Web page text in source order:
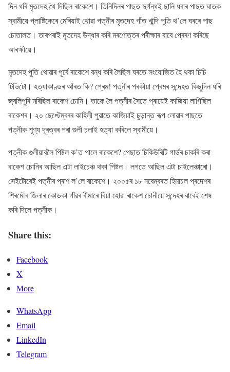
দিন ধৰি মৃতদেহ থৈ দিছিল ৰাকেশে। তিনিদিনৰ পাছত দুৰ্গন্ধই ছানি ধৰাৰ পাছত ঘাতক
স্বামীয়ে প্লাষ্টিকেৰে মেৰিয়াই থোৱা পত্নীৰ মৃতদেহ গাঁত খান্দি পুতি থ’লে ঘৰৰে পাছ
চোতালত। তাৰপৰাই মৃতদেহ উদ্ধাৰ কৰি মৰণোত্তৰ পৰীক্ষাৰ বাবে প্ৰেৰণ কৰিছে
আৰক্ষীয়ে।
মৃতদেহ পুতি থোৱাৰ পূৰ্বে ৰাকেশে বন্ধ কৰি লৈছিল ঘৰতে সংযোজিত হৈ থকা চিচি
টিভিটো। হত্যাকাণ্ডৰ আঁৰত কি? প্ৰেম! পত্নীৰ পৰকীয়া প্ৰেমৰ সন্দেহত কিছুদিন ধৰি
জ্বলিপুৰি মৰিছিল ৰাকেশ চোনি। তাকে লৈ পত্নীৰ সৈতে প্ৰায়েই কাজিয়া লাগিছিল
ৰাকেশৰ। ২০ ছেপ্টেম্বৰৰ কাহিলী পুৱাতে কাজিয়াই চুড়ান্ত ৰূপ লোৱাৰ পাছতে
পত্নীক শূণ্য দূৰত্বৰ পৰা গুলী চলাই হত্যা কৰিলে স্বামীয়ে।
পত্নীক গুলীয়াবলৈ পিষ্টল ক’ত পালে ৰাকেশে? পেছাত চিকিউৰিটি গাৰ্ডৰ চাকৰি কৰা
ৰাকেশ চোনিৰ আছিল এটা লাইচেঞ্চ থকা পিষ্টল। লগতে আছিল এটা চাইলেঞ্চাৰো।
সেইটোৰেই পত্নীৰ প্ৰাণ ল’লে ৰাকেশে। ২০০৫ৰ ১৮ নবেম্বৰত হিমাচল প্ৰদেশৰ
শিৰমৌৰ জিলাৰ কোডকা গাঁৱৰ ৰীমাৰে বিয়া হোৱা ৰাকেশ চোনীয়ে সন্দেহৰ বাবেই শেষ
কৰি দিলে পত্নীক।
Share this:
Facebook
X
More
WhatsApp
Email
LinkedIn
Telegram